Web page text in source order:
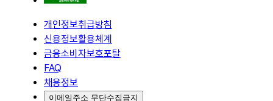
개인정보취급방침
신용정보활용체계
금융소비자보호포탈
FAQ
채용정보
이메일주소 무단수집금지